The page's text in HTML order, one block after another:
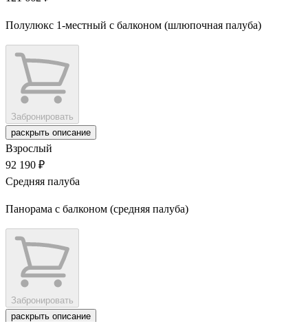
Полулюкс 1-местный с балконом (шлюпочная палуба)
Забронировать
раскрыть описание
Взрослый
92 190 ₽
Средняя палуба
Панорама с балконом (средняя палуба)
Забронировать
раскрыть описание